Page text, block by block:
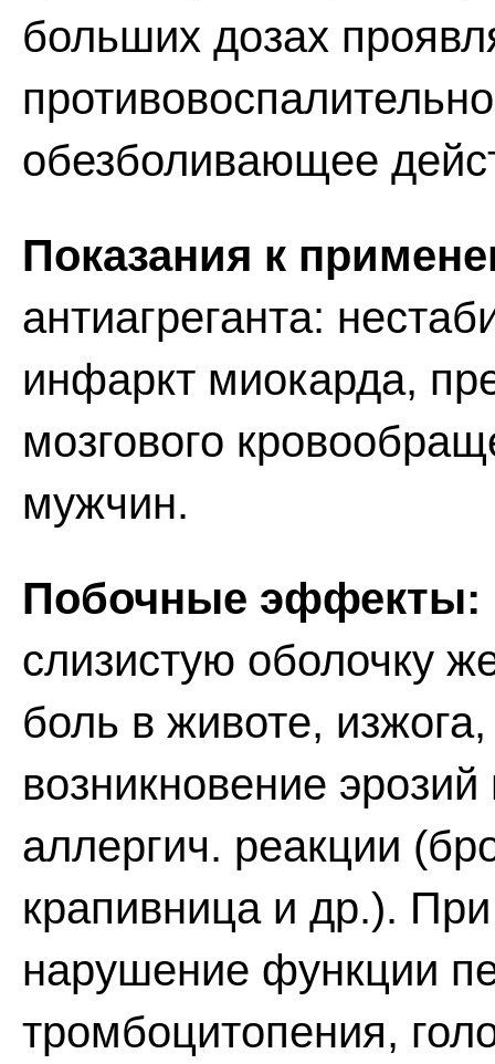
больших дозах
обезболивающее
Показания к
антиагреганта:
инфаркт миокарда,
мозгового
мужчин.
Побочные эффекты:
слизистую оболочку
боль в животе,
возникновение
аллергич. реакции
крапивница и др.).
нарушение функции
тромбоцитопения,